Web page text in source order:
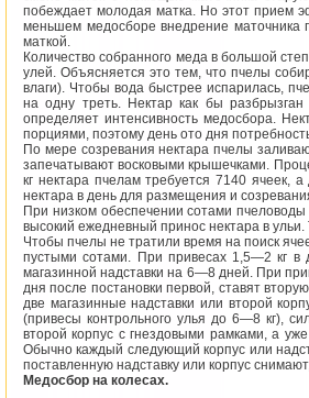
побеждает молодая матка. Но этот прием
меньшем медосборе внедрение маточника
маткой.
Количество собранного меда в большой
улей. Объясняется это тем, что пчелы
влаги). Чтобы вода быстрее испарилась,
на одну треть. Нектар как бы
определяет интенсивность медосбора.
порциями, поэтому день ото дня
По мере созревания нектара пчелы
запечатывают восковыми крышечками.
кг нектара пчелам требуется 7140
нектара в день для размещения и
При низком обеспечении сотами
высокий ежедневный принос нектара в
Чтобы пчелы не тратили время на поиск
пустыми сотами. При привесах 1,5—2 кг в
магазинной надставки на 6—8 дней. При
дня после постановки первой, ставят
две магазинные надставки или второй
(привесы контрольного улья до 6—8 кг),
второй корпус с гнездовыми рамками, а
Обычно каждый следующий корпус или
поставленную надставку или корпус
Медосбор на колесах.